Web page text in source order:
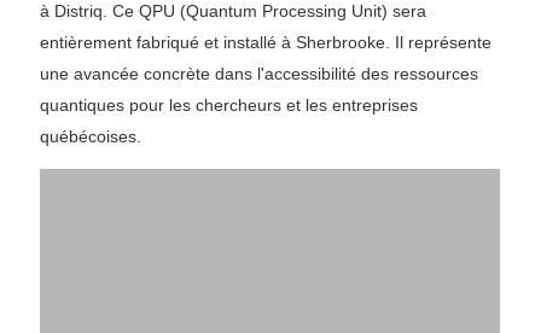
à Distriq. Ce QPU (Quantum Processing Unit) sera
entièrement fabriqué et installé à Sherbrooke. Il représente
une avancée concrète dans l'accessibilité des ressources
quantiques pour les chercheurs et les entreprises
québécoises.